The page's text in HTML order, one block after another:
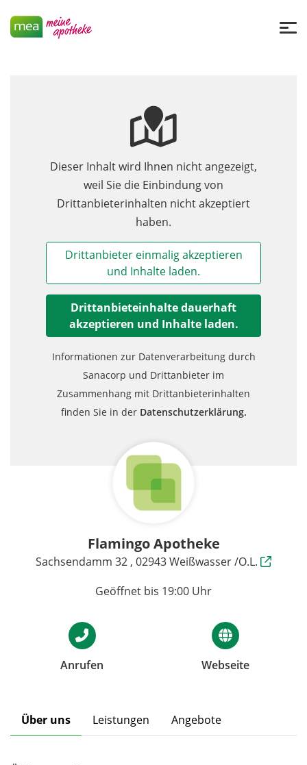
Dieser Inhalt wird Ihnen nicht angezeigt,
weil Sie die Einbindung von
Drittanbieterinhalten nicht akzeptiert
haben.
Drittanbieter einmalig akzeptieren
und Inhalte laden.
Drittanbieteinhalte dauerhaft
akzeptieren und Inhalte laden.
Informationen zur Datenverarbeitung durch
Sanacorp und Drittanbieter im
Zusammenhang mit Drittanbieterinhalten
finden Sie in der Datenschutzerklärung.
Flamingo Apotheke
Sachsendamm 32 , 02943 Weißwasser /O.L.
Geöffnet bis 19:00 Uhr
Anrufen Webseite
Über uns Leistungen Angebote